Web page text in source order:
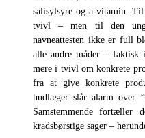
salisylsyre og a-vitamin.
tvivl – men til den
navneattesten ikke er full
alle andre måder – faktisk
mere i tvivl om konkrete
fra at give konkrete
hudlæger slår alarm over
Samstemmende
kradsbørstige sager –